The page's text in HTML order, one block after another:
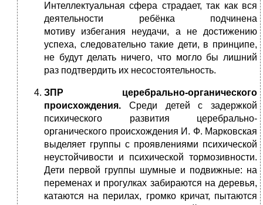
Интеллектуальная сфера страдает, так как вся
деятельности ребёнка подчинена
мотиву избегания неудачи, а не достижению
успеха, следовательно такие дети, в принципе,
не будут делать ничего, что могло бы лишний
раз подтвердить их несостоятельность.
ЗПР церебрально-органического
происхождения. Среди детей с задержкой
психического развития церебрально-
органического происхождения И. Ф. Марковская
выделяет группы с проявлениями психической
неустойчивости и психической тормозивности.
Дети первой группы шумные и подвижные: на
переменах и прогулках забираются на деревья,
катаются на перилах, громко кричат, пытаются